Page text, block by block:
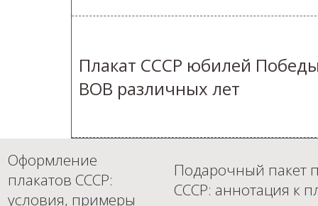
Плакат СССР юбилей
ВОВ различных лет
Оформление
плакатов СССР:
условия, примеры
Подарочный пакет
СССР: аннотация к